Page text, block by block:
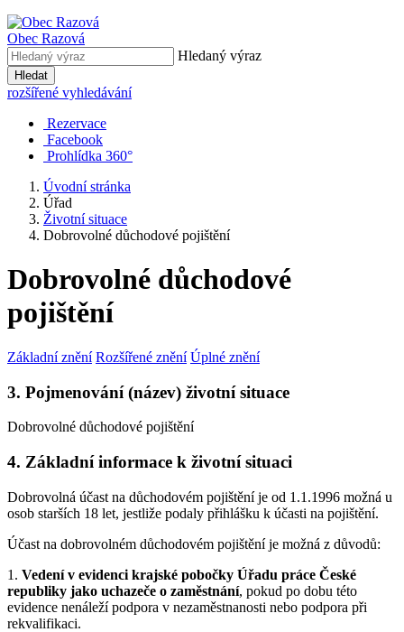
Obec Razová
Hledaný výraz
Hledat
rozšířené vyhledávání
Rezervace
Facebook
Prohlídka 360°
Úvodní stránka
Úřad
Životní situace
Dobrovolné důchodové pojištění
Dobrovolné důchodové
pojištění
Základní znění Rozšířené znění Úplné znění
3. Pojmenování (název) životní situace
Dobrovolné důchodové pojištění
4. Základní informace k životní situaci
Dobrovolná účast na důchodovém pojištění je od 1.1.1996 možná u
osob starších 18 let, jestliže podaly přihlášku k účasti na pojištění.
Účast na dobrovolném důchodovém pojištění je možná z důvodů:
1. Vedení v evidenci krajské pobočky Úřadu práce České
republiky jako uchazeče o zaměstnání, pokud po dobu této
evidence nenáleží podpora v nezaměstnanosti nebo podpora při
rekvalifikaci.